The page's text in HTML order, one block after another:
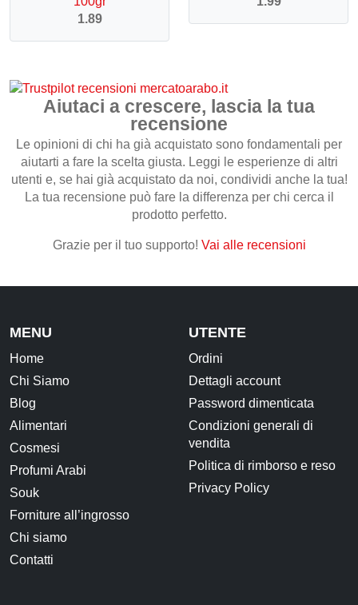
1.89
Aiutaci a crescere, lascia la tua
recensione
Le opinioni di chi ha già acquistato sono fondamentali per
aiutarti a fare la scelta giusta. Leggi le esperienze di altri
utenti e, se hai già acquistato da noi, condividi anche la tua!
La tua recensione può fare la differenza per chi cerca il
prodotto perfetto.
Grazie per il tuo supporto! Vai alle recensioni
MENU
Home
Chi Siamo
Blog
Alimentari
Cosmesi
Profumi Arabi
Souk
Forniture all’ingrosso
Chi siamo
Contatti
UTENTE
Ordini
Dettagli account
Password dimenticata
Condizioni generali di
vendita
Politica di rimborso e reso
Privacy Policy